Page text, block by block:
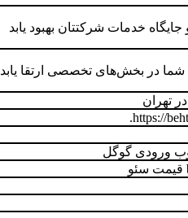
جایگاه خدمات شرکتتان بهبود یابد
شما در بخش‌های تخصصی ارتقا یابد
ورودی گوگل